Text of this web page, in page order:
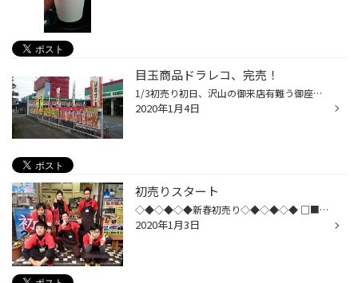
目玉商品ドラレコ、完売！
1/3初売り初日、沢山の御来店有難う御座いました！ チラシ掲載の目玉商品のドラレコは完売致しました。朝早くから御来店頂いたお客様、寒い中誠に有難う御座いました！ 目玉はなくなりましたが、在庫まだまだあります、お気軽に御相談下さい♪ 1/4、二日目も元気に頑張って参ります！ 新しいタイヤで...
2020年1月4日
初売りスタート
◇◆◇◆◇◆新春初売り◇◆◇◆◇◆ □■□■□■□■□■□■□■□■□■□■□■□■□■□■□■ ２０２０年もタイヤ館長崎を 宜しくお願いいたします ご来店を心よりお待ちしております タイヤ館長崎 スタッフ一同 □■□■□■□■□■□■□■□■□■□■□■□■□■□■□■
2020年1月3日